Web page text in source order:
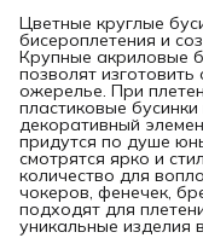
Цветные круглые
бисероплетения и
Крупные акриловые
позволят
ожерелье. При
пластиковые
декоративный
придутся по душе
смотрятся ярко и
количество для
чокеров, фенечек,
подходят для
уникальные изделия